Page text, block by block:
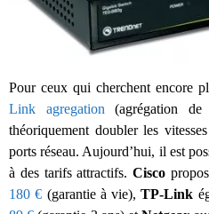
Pour ceux qui cherchent encore
Link agregation (agrégation
théoriquement doubler les
ports réseau. Aujourd’hui, il est
à des tarifs attractifs. Cisco
180 € (garantie à vie),TP-Link